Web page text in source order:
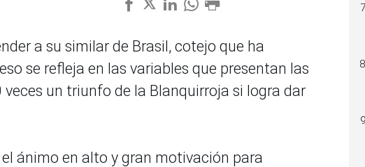
a su similar de Brasil, cotejo que ha
se refleja en las variables que presentan las
un triunfo de la Blanquirroja si logra dar
ánimo en alto y gran motivación para